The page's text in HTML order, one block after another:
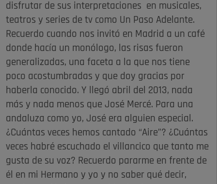
disfrutar de sus interpretaciones en musicales,
teatros y series de tv como Un Paso Adelante.
Recuerdo cuando nos invitó en Madrid a un café
donde hacía un monólogo, las risas fueron
generalizadas, una faceta a la que nos tiene
poco acostumbradas y que doy gracias por
haberla conocido. Y llegó abril del 2013, nada
más y nada menos que José Mercé. Para una
andaluza como yo, José era alguien especial.
¿Cuántas veces hemos cantado “Aire”? ¿Cuántas
veces habré escuchado el villancico que tanto me
gusta de su voz? Recuerdo pararme en frente de
él en mi Hermano y yo y no saber qué decir,